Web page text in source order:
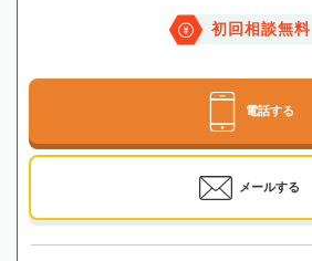
初回相談無料
電話する
メールする